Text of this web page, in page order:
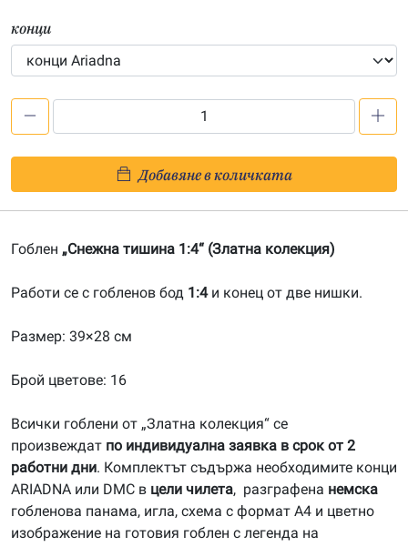
конци
тишина
1:4-
Добавяне в количката
Гоблен „Снежна тишина 1:4“ (Златна колекция)
Работи се с гобленов бод 1:4и конец от две нишки.
Размер: 39×28 см
Брой цветове: 16
Всички гоблени от „Златна колекция“ се
произвеждат по индивидуална заявка в срок от 2
работни дни. Комплектът съдържа необходимите конци
ARIADNA или DMC в цели чилета, разграфена немска
гобленова панама, игла, схема с формат А4 и цветно
изображение на готовия гоблен с легенда на